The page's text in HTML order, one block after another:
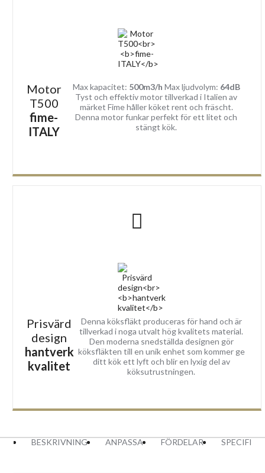
Motor
T500
fime-
ITALY
Max kapacitet: 500m3/h Max ljudvolym: 64dB
Tyst och effektiv motor tillverkad i Italien av
märket Fime håller köket rent och fräscht.
Denna motor funkar perfekt för ett litet och
stängt kök.
Prisvärd
design
hantverk
kvalitet
Denna köksfläkt produceras för hand och är
tillverkad i noga utvalt hög kvalitets material.
Den moderna snedställda designen gör
köksfläkten till en unik enhet som kommer ge
ditt kök ett lyft och blir en lyxig del av
köksutrustningen.
BESKRIVNING ANPASSA FÖRDELAR